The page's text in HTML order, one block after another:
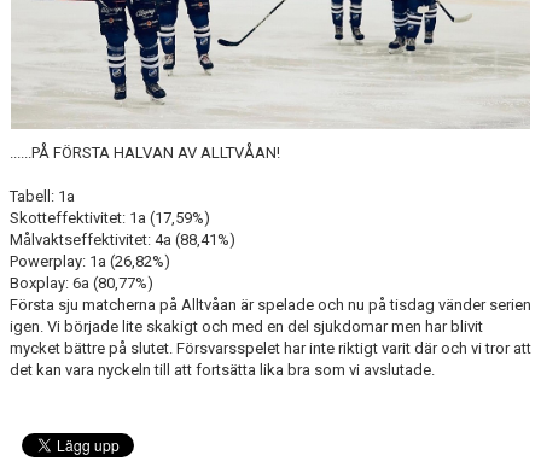
ÖVERGÅNGAR OCH PROVSPEL
FÖRSÄKRING
ISTIDER
NYHETER - ARKIV
SVENSK HOCKEY TV
MEDLEMSHOCKEY
SCHEMA NACKA SKILLS 2026
......PÅ FÖRSTA HALVAN AV ALLTVÅAN!
Tabell: 1a
Skotteffektivitet: 1a (17,59%)
Målvaktseffektivitet: 4a (88,41%)
Powerplay: 1a (26,82%)
Boxplay: 6a (80,77%)
Första sju matcherna på Alltvåan är spelade och nu på tisdag vänder serien
igen. Vi började lite skakigt och med en del sjukdomar men har blivit
mycket bättre på slutet. Försvarsspelet har inte riktigt varit där och vi tror att
det kan vara nyckeln till att fortsätta lika bra som vi avslutade.